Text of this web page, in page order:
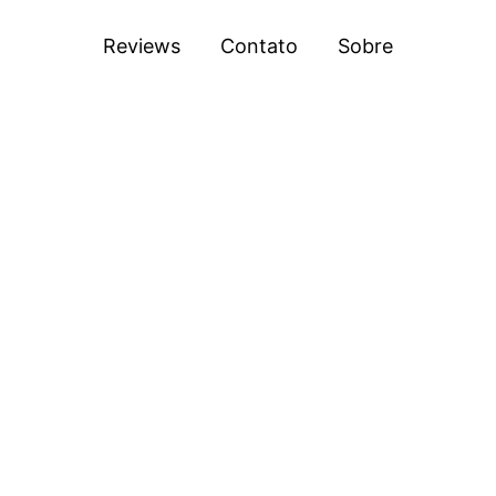
Reviews Contato Sobre